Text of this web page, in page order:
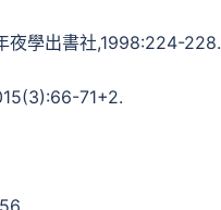
夜學出書社,1998:224-228.
71+2.